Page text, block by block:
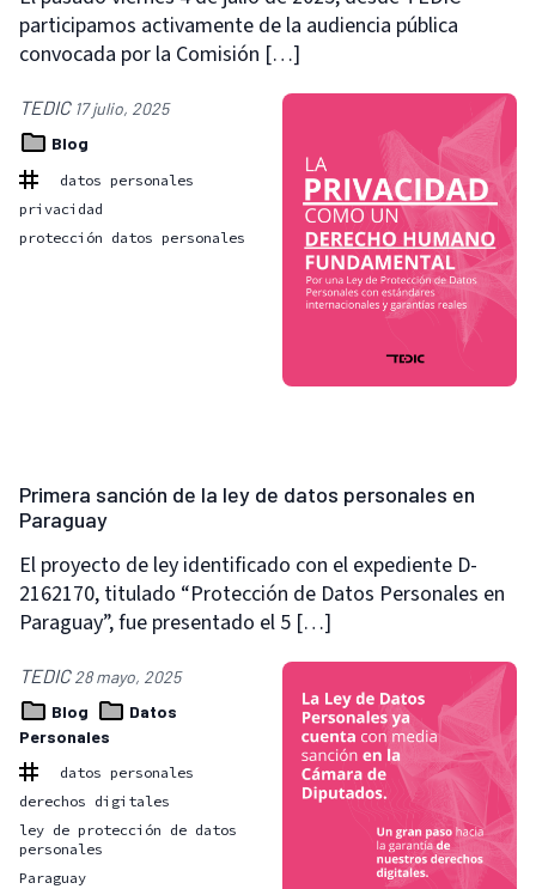
participamos activamente de la audiencia pública
convocada por la Comisión […]
TEDIC 17 julio, 2025
Blog
datos personales
privacidad
protección datos personales
Primera sanción de la ley de datos personales en
Paraguay
El proyecto de ley identificado con el expediente D-
2162170, titulado “Protección de Datos Personales en
Paraguay”, fue presentado el 5 […]
TEDIC28 mayo, 2025
Blog
Datos
Personales
datos personales
derechos digitales
ley de protección de datos
personales
Paraguay